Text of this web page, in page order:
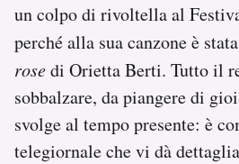
un colpo di rivoltella al
perché alla sua canzone è
rosedi Orietta Berti. Tutto il
sobbalzare, da piangere di
svolge al tempo presente: è
telegiornale che vi dà